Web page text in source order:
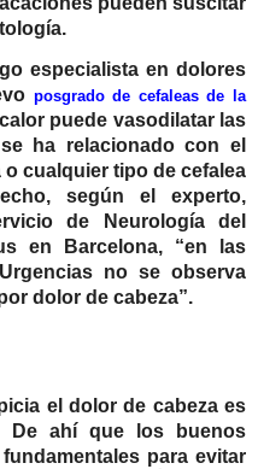
especialista en dolores
posgrado de cefaleas de la
puede vasodilatar las
ha relacionado con el
cualquier tipo de cefalea
según el experto,
de Neurología del
en Barcelona, “en las
no se observa
dolor de cabeza”.
el dolor de cabeza es
De ahí que los buenos
para evitar